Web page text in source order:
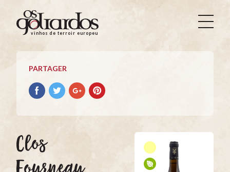
Os
Goliardos
Vinhos
Terroir
Europeus
vinhos de terroir europeus
PARTAGER
Partager
avec
Partager
avec
Partager
avec
Partager
avec
Clos